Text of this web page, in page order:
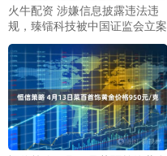
火牛配资 涉嫌信息披露违法违
规，臻镭科技被中国证监会立案